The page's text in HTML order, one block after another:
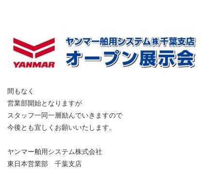
間もなく
営業部開始となりますが
スタッフ一同一層励んでいきますので
今後とも宜しくお願いいたします。
ヤンマー舶用システム株式会社
東日本営業部 千葉支店